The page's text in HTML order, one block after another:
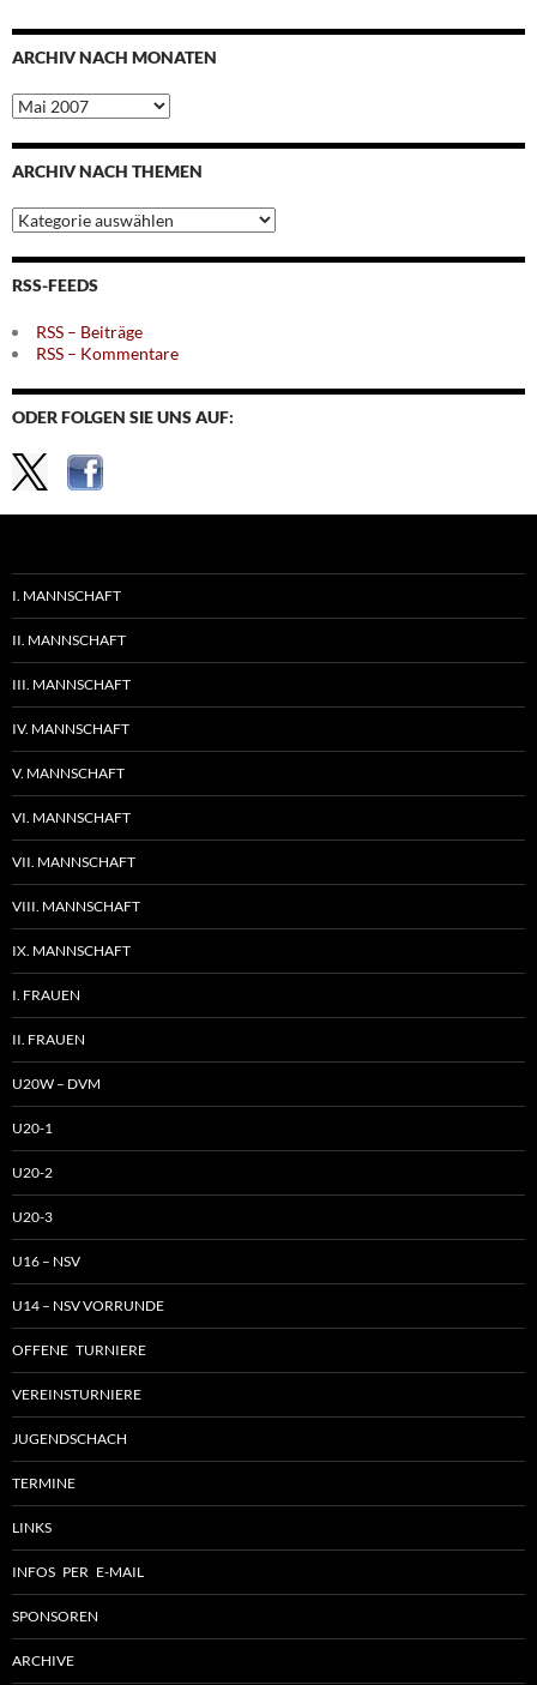
ARCHIV NACH MONATEN
Archiv
nach
Monaten
ARCHIV NACH THEMEN
Archiv
nach
Themen
RSS-FEEDS
RSS – Beiträge
RSS – Kommentare
ODER FOLGEN SIE UNS AUF:
I. MANNSCHAFT
II. MANNSCHAFT
III. MANNSCHAFT
IV. MANNSCHAFT
V. MANNSCHAFT
VI. MANNSCHAFT
VII. MANNSCHAFT
VIII. MANNSCHAFT
IX. MANNSCHAFT
I. FRAUEN
II. FRAUEN
U20W – DVM
U20-1
U20-2
U20-3
U16 – NSV
U14 – NSV VORRUNDE
OFFENE TURNIERE
VEREINSTURNIERE
JUGENDSCHACH
TERMINE
LINKS
INFOS PER E-MAIL
SPONSOREN
ARCHIVE